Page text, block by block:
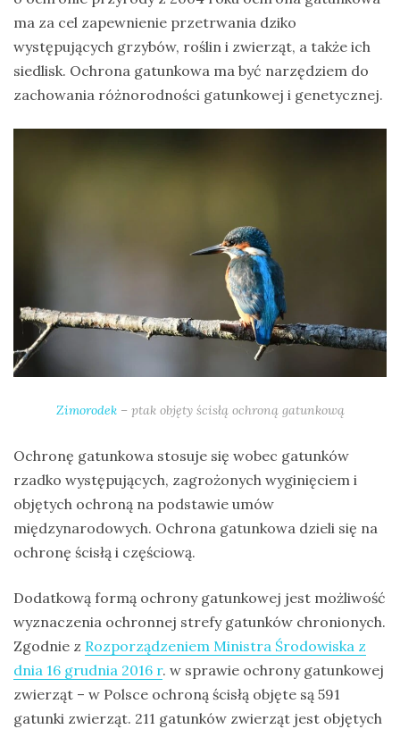
ma za cel zapewnienie przetrwania dziko
występujących grzybów, roślin i zwierząt, a także ich
siedlisk. Ochrona gatunkowa ma być narzędziem do
zachowania różnorodności gatunkowej i genetycznej.
Zimorodek – ptak objęty ścisłą ochroną gatunkową
Ochronę gatunkowa stosuje się wobec gatunków
rzadko występujących, zagrożonych wyginięciem i
objętych ochroną na podstawie umów
międzynarodowych. Ochrona gatunkowa dzieli się na
ochronę ścisłą i częściową.
Dodatkową formą ochrony gatunkowej jest możliwość
wyznaczenia ochronnej strefy gatunków chronionych.
Zgodnie z Rozporządzeniem Ministra Środowiska z
dnia 16 grudnia 2016 r. w sprawie ochrony gatunkowej
zwierząt – w Polsce ochroną ścisłą objęte są 591
gatunki zwierząt. 211 gatunków zwierząt jest objętych